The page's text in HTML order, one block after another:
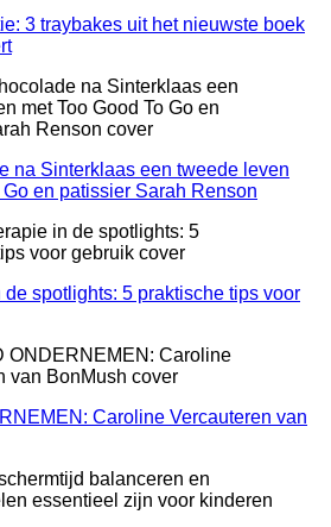
3 traybakes uit het nieuwste boek
na Sinterklaas een tweede leven
Go en patissier Sarah Renson
spotlights: 5 praktische tips voor
Caroline Vercauteren van